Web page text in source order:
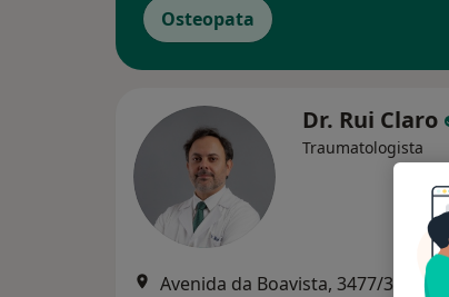
Osteopata
Dr. Rui Claro
Traumatologista